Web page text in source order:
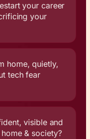
your career
your
home, quietly,
tech fear
visible and
& society?